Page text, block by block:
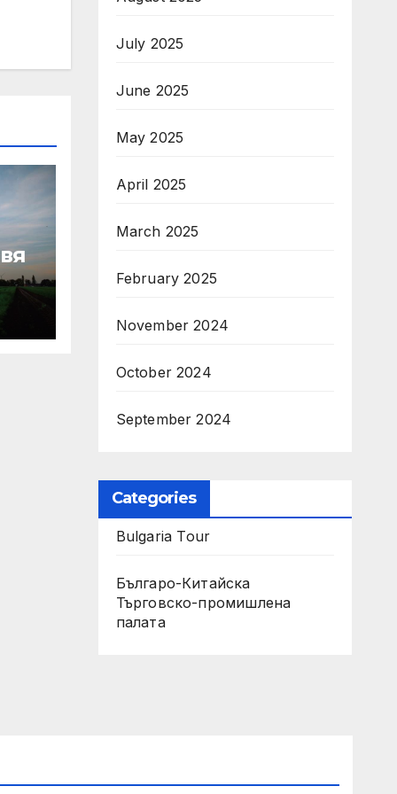
July 2025
June 2025
May 2025
April 2025
March 2025
February 2025
November 2024
October 2024
September 2024
Categories
Bulgaria Tour
Българо-Китайска
Търговско-промишлена
палaта